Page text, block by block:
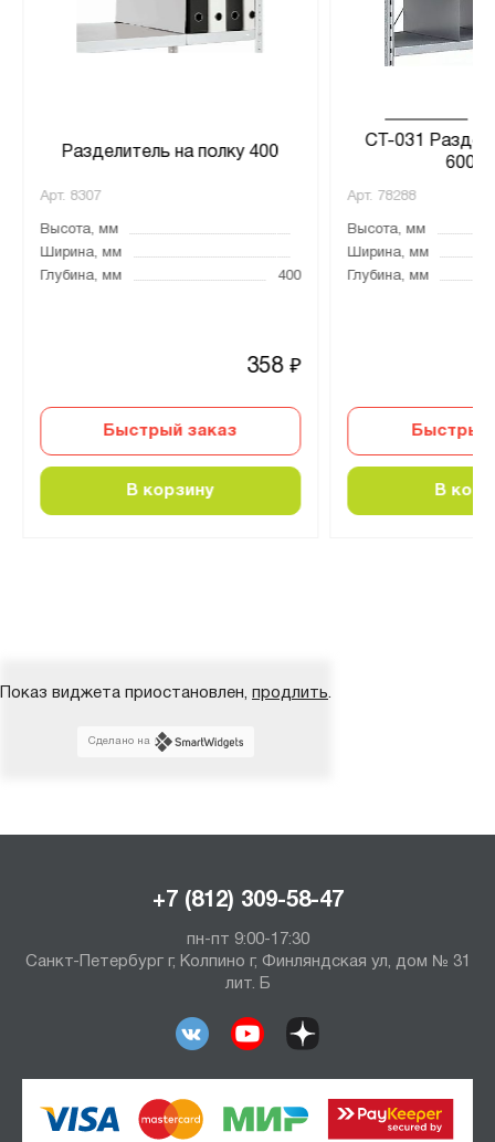
Разделитель на полку 400
Арт. 8307
Высота, мм
Ширина, мм
Глубина, мм
400
358₽
Быстрый заказ
В корзину
СТ-031
600/
Арт. 78288
Высота, мм
Ширина, мм
Глубина, мм
Быстрый
В
Показ виджета приостановлен, продлить.
Сделано на
+7 (812) 309-58-47
пн-пт 9:00-17:30
Санкт-Петербург г, Колпино г, Финляндская ул, дом № 31
лит. Б